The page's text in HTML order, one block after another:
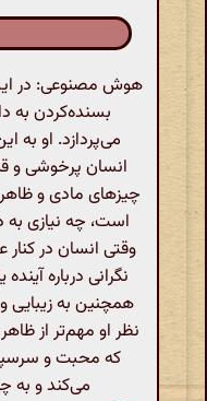
هوش مصنوعی: در
بسنده‌کردن به
می‌پردازد. او به
انسان پرخوشی و
چیزهای مادی و
است، چه نیازی به
وقتی انسان در
نگرانی درباره
همچنین به زیبایی
نظر او مهم‌تر از
که محبت و
می‌کند و به